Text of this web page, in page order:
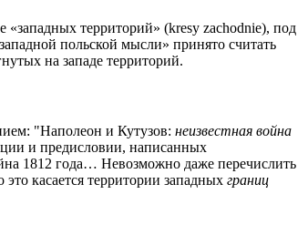
территорий» (kresy zachodniе), под
польской мысли» принято считать
на западе территорий.
"Наполеон и Кутузов: неизвестная война
и предисловии, написанных
1812 года… Невозможно даже перечислить
касается территории западных границ